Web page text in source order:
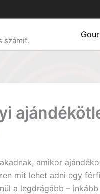
számít.
amikor
mit lehet adni egy
a legdrágább –